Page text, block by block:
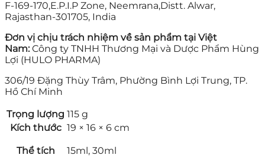
F-169-170,E.P.I.P Zone, Neemrana,Distt. Alwar,
Rajasthan-301705, India
Đơn vị chịu trách nhiệm về sản phẩm tại Việt
Nam:Công ty TNHH Thương Mại và Dược Phẩm Hùng
Lợi (HULO PHARMA)
306/19 Đặng Thùy Trâm, Phường Bình Lợi Trung, TP.
Hồ Chí Minh
Trọng lượng 115 g
Kích thước 19 × 16 × 6 cm
Thể tích 15ml, 30ml